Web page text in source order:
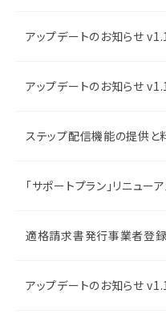
アップデートのお知らせ
アップデートのお知らせ
ステップ配信機能の提供と
「サポートプラン」リニューア
適格請求書発行事業者登
アップデートのお知らせ